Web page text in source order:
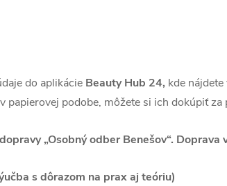
do aplikácie Beauty Hub 24, kde
papierovej podobe, môžete si ich dokúpiť za
„Osobný odber Benešov“. Doprava
s dôrazom na prax aj teóriu)